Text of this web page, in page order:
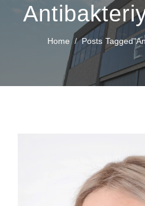
Home Posts